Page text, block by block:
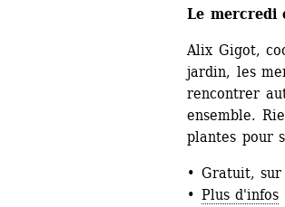
Le mercredi
Alix Gigot,
jardin, les
rencontrer
ensemble.
plantes pour
• Gratuit,
• Plus d'infos